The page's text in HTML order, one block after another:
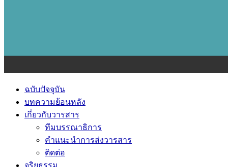
ฉบับปัจจุบัน
บทความย้อนหลัง
เกี่ยวกับวารสาร
ทีมบรรณาธิการ
คำแนะนำการส่งวารสาร
ติดต่อ
จริยธรรม